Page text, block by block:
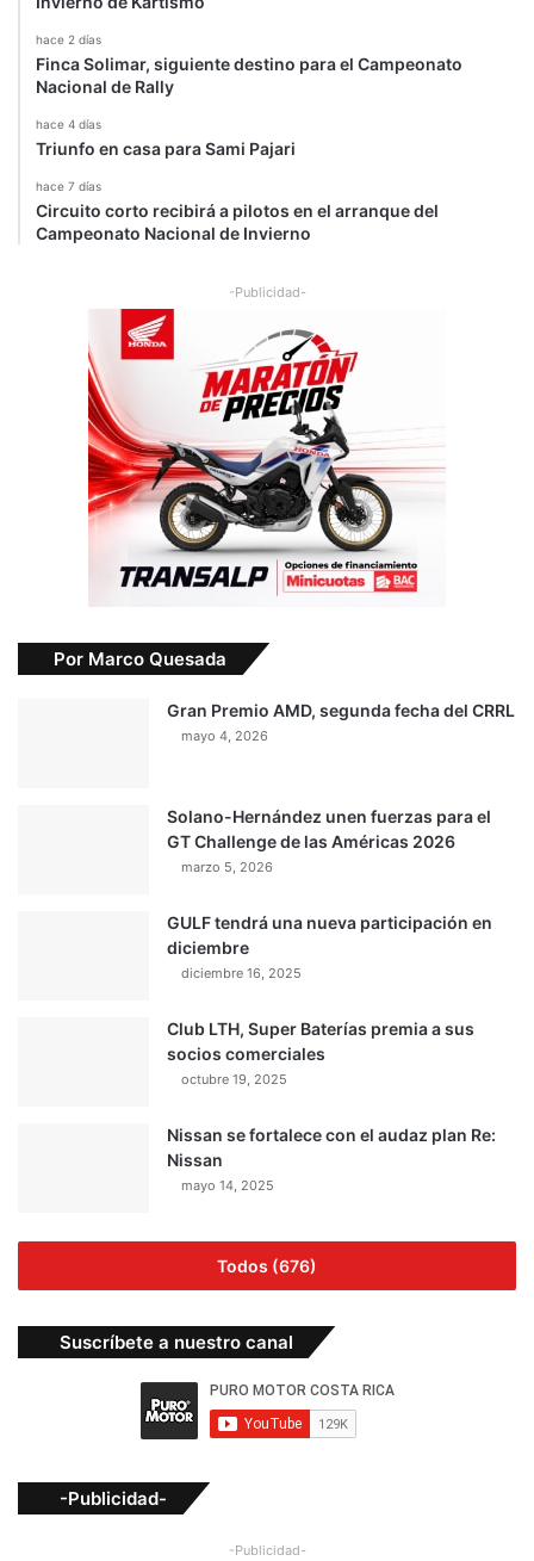
hace 2 días
Finca Solimar, siguiente destino para el Campeonato
Nacional de Rally
hace 4 días
Triunfo en casa para Sami Pajari
hace 7 días
Circuito corto recibirá a pilotos en el arranque del
Campeonato Nacional de Invierno
-Publicidad-
Por Marco Quesada
Gran Premio AMD, segunda fecha del CRRL
mayo 4, 2026
Solano-Hernández unen fuerzas para el
GT Challenge de las Américas 2026
marzo 5, 2026
GULF tendrá una nueva participación en
diciembre
diciembre 16, 2025
Club LTH, Super Baterías premia a sus
socios comerciales
octubre 19, 2025
Nissan se fortalece con el audaz plan Re:
Nissan
mayo 14, 2025
Todos (676)
Suscríbete a nuestro canal
-Publicidad-
-Publicidad-